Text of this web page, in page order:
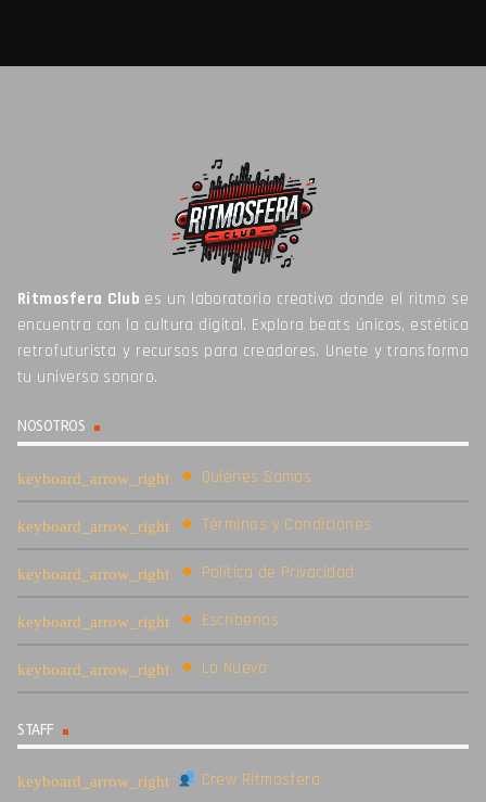
Ritmosfera Club es un laboratorio creativo donde el ritmo se
encuentra con la cultura digital. Explora beats únicos, estética
retrofuturista y recursos para creadores. Unete y transforma
tu universo sonoro.
NOSOTROS
Quiénes Somos
Términos y Condiciones
Política de Privacidad
Escríbenos
Lo Nuevo
STAFF
Crew Ritmosfera